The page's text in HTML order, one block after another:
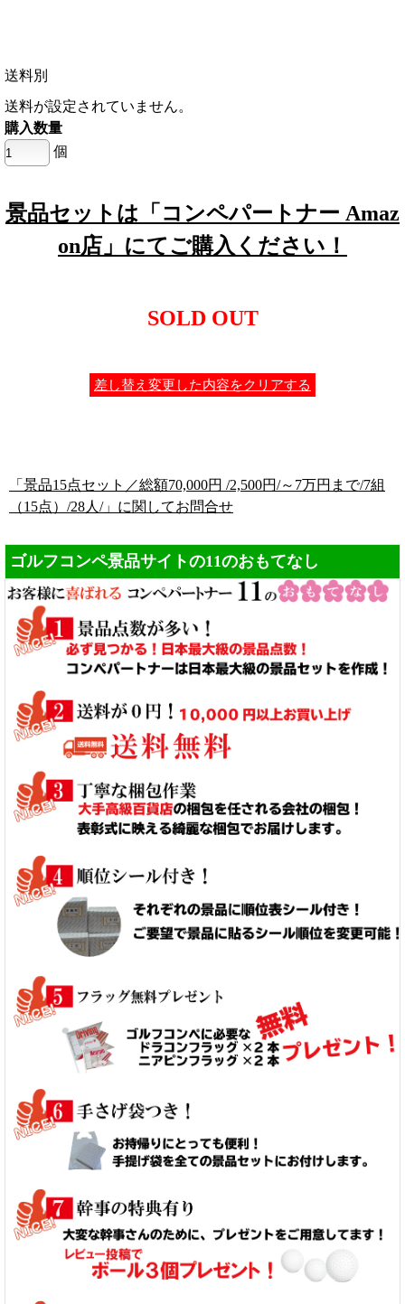
送料別
送料が設定されていません。
購入数量
個
景品セットは「コンペパートナー Amaz
on店」にてご購入ください！
SOLD OUT
差し替え変更した内容をクリアする
「景品15点セット／総額70,000円 /2,500円/～7万円まで/7組
（15点）/28人/」に関してお問合せ
ゴルフコンペ景品サイトの11のおもてなし